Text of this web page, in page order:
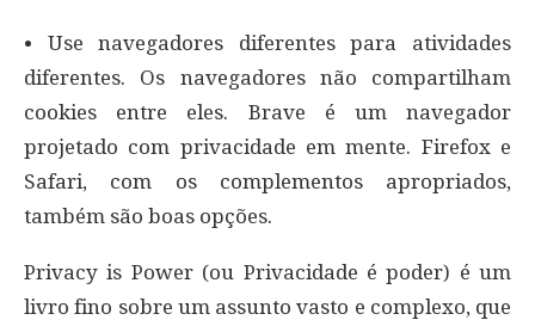
• Use navegadores diferentes para atividades
diferentes. Os navegadores não compartilham
cookies entre eles. Brave é um navegador
projetado com privacidade em mente. Firefox e
Safari, com os complementos apropriados,
também são boas opções.
Privacy is Power (ou Privacidade é poder) é um
livro fino sobre um assunto vasto e complexo, que